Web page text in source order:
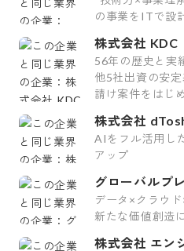
の事業をITで設
株式会社 KDC
56年の歴史と実
他5社出資の安
請け案件をはじ
株式会社
AIをフル活用し
アップ
グローバルプ
データ×クラウ
新たな価値創造
株式会社 エン